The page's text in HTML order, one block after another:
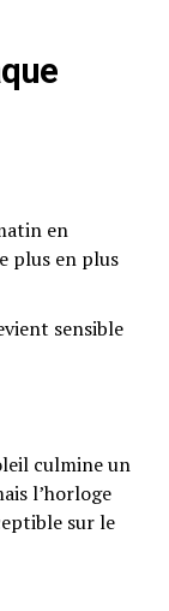
en
plus en plus
sensible
culmine un
l’horloge
sur le